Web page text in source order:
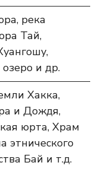
река
Тай,
и др.
Хакка,
и Дождя,
юрта, Храм
этнического
Бай и т.д.